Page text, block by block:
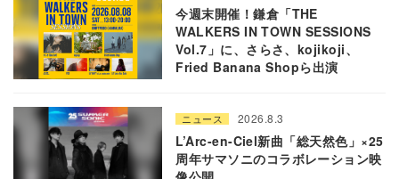
今週末開催！鎌倉「THE
WALKERS IN TOWN SESSIONS
Vol.7」に、さらさ、kojikoji、
Fried Banana Shopら出演
ニュース 2026.8.3
L’Arc-en-Ciel新曲「総天然色」×25
周年サマソニのコラボレーション映